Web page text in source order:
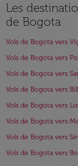
Les
de Bogota
Vols de Bogota vers
Vols de Bogota vers
Vols de Bogota vers
Vols de Bogota vers
Vols de Bogota vers
Vols de Bogota vers
Vols de Bogota vers
Vols de Bogota vers